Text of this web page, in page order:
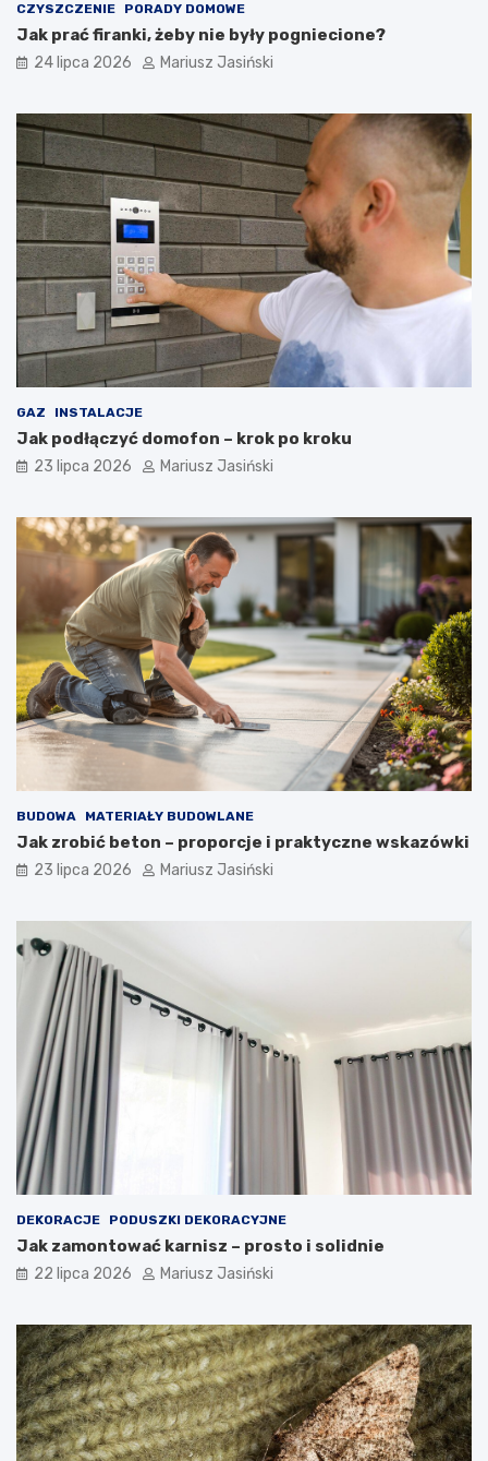
CZYSZCZENIE PORADY DOMOWE
Jak prać firanki, żeby nie były pogniecione?
24 lipca 2026 Mariusz Jasiński
GAZ INSTALACJE
Jak podłączyć domofon – krok po kroku
23 lipca 2026 Mariusz Jasiński
BUDOWA MATERIAŁY BUDOWLANE
Jak zrobić beton – proporcje i praktyczne wskazówki
23 lipca 2026 Mariusz Jasiński
DEKORACJE PODUSZKI DEKORACYJNE
Jak zamontować karnisz – prosto i solidnie
22 lipca 2026 Mariusz Jasiński